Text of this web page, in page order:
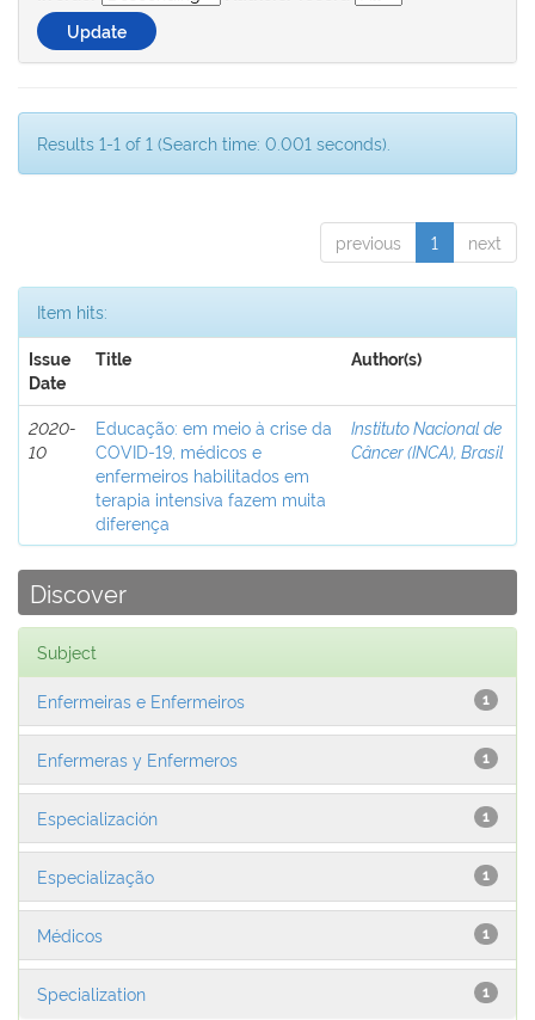
Results 1-1 of 1 (Search time: 0.001 seconds).
previous 1 next
Item hits:
Issue
Date
Title Author(s)
2020-
10
Educação: em meio à crise da
COVID-19, médicos e
enfermeiros habilitados em
terapia intensiva fazem muita
diferença
Instituto Nacional de
Câncer (INCA), Brasil
Discover
Subject
1
Enfermeiras e Enfermeiros
1
Enfermeras y Enfermeros
1
Especialización
1
Especialização
1
Médicos
1
Specialization